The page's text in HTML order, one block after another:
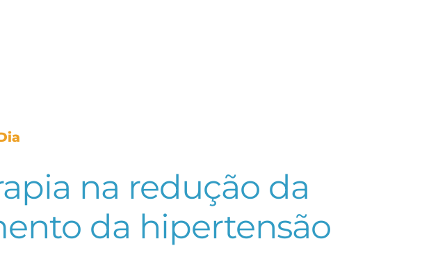
na redução da
da hipertensão